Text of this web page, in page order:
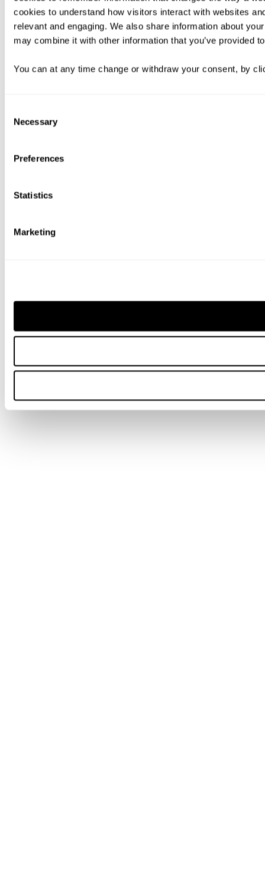
cookies to understand how visitors interact with websites
relevant and engaging. We also share information about
may combine it with other information that you’ve provided
You can at any time change or withdraw your consent, by
Selection
Necessary
Preferences
Statistics
Marketing